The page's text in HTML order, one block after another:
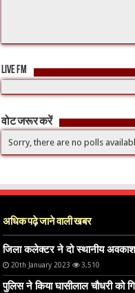
LIVE FM
वोट जरूर करें
Sorry, there are no polls
अधिक पढ़े जाने वाली खबर
जिला कलेक्टर ने दो स्थानीय अवकाश
20th January 2023 3,510
पुलिस ने किया घासीलाल चौधरी को